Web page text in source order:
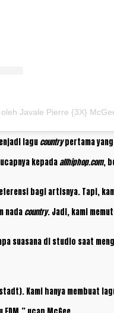
Javale Pierre {3X}
lagu countrypertama yang
kepadaallhiphop.com,
bagi artisnya. Tapi,
nada country. Jadi, kami
suasana di studio saat
Kami hanya membuat